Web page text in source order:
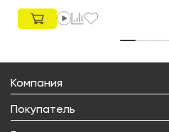
Компания
О нас
Покупатель